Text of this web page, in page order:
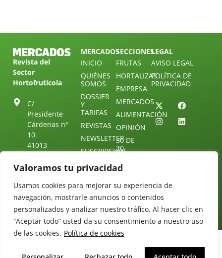
Valoramos tu privacidad
Usamos cookies para mejorar su experiencia de
navegación, mostrarle anuncios o contenidos
personalizados y analizar nuestro tráfico. Al hacer clic en
“Aceptar todo” usted da su consentimiento a nuestro uso
de las cookies. Política de cookies
Revista del
Sector
Hortofrutícola
C/
Presidente
Cárdenas nº
10.
41013
ESPAÑA
Tel: (+34) 954
25 88 51
redaccion@revistamercados.com
MERCADOS
INICIO
QUIÉNES
SOMOS
DOSSIER
Y
TARIFAS
REVISTAS
NEWSLETTER
SUSCRIPCIÓN
ÚNETE A
NUESTRO
CONTACTO
SECCIONES
FRUTAS
HORTALIZAS
EMPRESA
MERCADOS
ALIMENTACIÓN
OPINIÓN
30 DE
30
LEGAL
AVISO LEGAL
POLÍTICA DE
PRIVACIDAD